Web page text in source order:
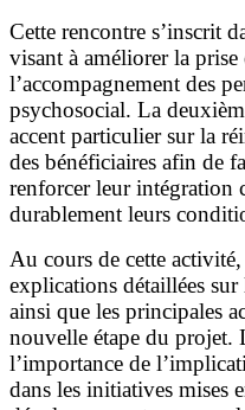
Cette rencontre s’inscrit
visant à améliorer la prise
l’accompagnement des
psychosocial. La
accent particulier sur la
des bénéficiaires afin de
renforcer leur intégration
durablement leurs
Au cours de cette
explications détaillées
ainsi que les principales
nouvelle étape du projet.
l’importance de
dans les initiatives mises